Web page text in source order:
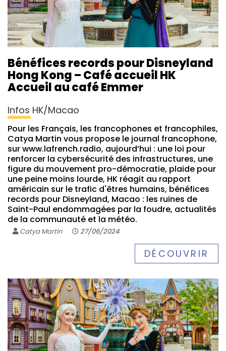
Bénéfices records pour Disneyland
Hong Kong – Café accueil HK
Accueil au café Emmer
Infos HK/Macao
Pour les Français, les francophones et francophiles,
Catya Martin vous propose le journal francophone,
sur www.lafrench.radio, aujourd’hui : une loi pour
renforcer la cybersécurité des infrastructures, une
figure du mouvement pro-démocratie, plaide pour
une peine moins lourde, HK réagit au rapport
américain sur le trafic d'êtres humains, bénéfices
records pour Disneyland, Macao : les ruines de
Saint-Paul endommagées par la foudre, actualités
de la communauté et la météo.
Catya Martin 27/06/2024
DÉCOUVRIR